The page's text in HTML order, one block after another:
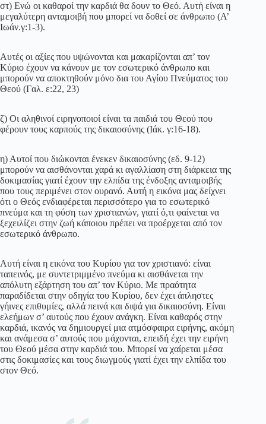
στ) Ενώ οι καθαροί την καρδιά θα δουν το Θεό. Αυτή είναι η
μεγαλύτερη ανταμοιβή που μπορεί να δοθεί σε άνθρωπο (Α’
Ιωάν.γ:1-3).
Αυτές οι αξίες που υψώνονται και μακαρίζονται απ’ τον
Κύριο έχουν να κάνουν με τον εσωτερικό άνθρωπο και
μπορούν να αποκτηθούν μόνο δια του Αγίου Πνεύματος του
Θεού (Γαλ. ε:22, 23)
ζ) Οι αληθινοί ειρηνοποιοί είναι τα παιδιά του Θεού που
φέρουν τους καρπούς της δικαιοσύνης (Ιάκ. γ:16-18).
η) Αυτοί που διώκονται ένεκεν δικαιοσύνης (εδ. 9-12)
μπορούν να αισθάνονται χαρά κι αγαλλίαση στη διάρκεια της
δοκιμασίας γιατί έχουν την ελπίδα της ένδοξης ανταμοιβής
που τους περιμένει στον ουρανό. Αυτή η εικόνα μας δείχνει
ότι ο Θεός ενδιαφέρεται περισσότερο για το εσωτερικό
πνεύμα και τη φύση των χριστιανών, γιατί ό,τι φαίνεται να
ξεχειλίζει στην ζωή κάποιου πρέπει να προέρχεται από τον
εσωτερικό άνθρωπο.
Αυτή είναι η εικόνα του Κυρίου για τον χριστιανό: είναι
ταπεινός, με συντετριμμένο πνεύμα κι αισθάνεται την
απόλυτη εξάρτηση του απ’ τον Κύριο. Με πραότητα
παραδίδεται στην οδηγία του Κυρίου, δεν έχει άπληστες
γήινες επιθυμίες, αλλά πεινά και διψά για δικαιοσύνη. Είναι
ελεήμων σ’ αυτούς που έχουν ανάγκη. Είναι καθαρός στην
καρδιά, ικανός να δημιουργεί μια ατμόσφαιρα ειρήνης, ακόμη
και ανάμεσα σ’ αυτούς που μάχονται, επειδή έχει την ειρήνη
του Θεού μέσα στην καρδιά του. Μπορεί να χαίρεται μέσα
στις δοκιμασίες και τους διωγμούς γιατί έχει την ελπίδα του
στον Θεό.